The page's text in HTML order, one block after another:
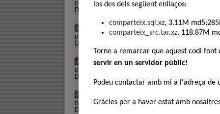
Descàrregues:9, Puntuació:
Descripció:
ENTRE TOTS HO FAREM TOT - Imatge
Descàrregues:7, Puntuació:
Descripció:
ENTRE TOTS HO FAREM TOT - Imatge
Descàrregues:
Descripció:
Descàrregues:12 , Puntuació:
Descripció:
los des dels següent enllaços:
comparteix.sql.xz, 3.11M
comparteix_src.tar.xz, 118.87M
Torne a remarcar que aquest codi
servir en un servidor públic!
Podeu contactar amb mi a l'adreça de
Gràcies per a haver estat amb